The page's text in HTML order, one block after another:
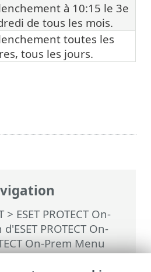
> ESET PROTECT On-
PROTECT On-
On-Prem Menu
>Types de
à 10:15 le 3e
de tous les mois.
toutes les
tous les jours.